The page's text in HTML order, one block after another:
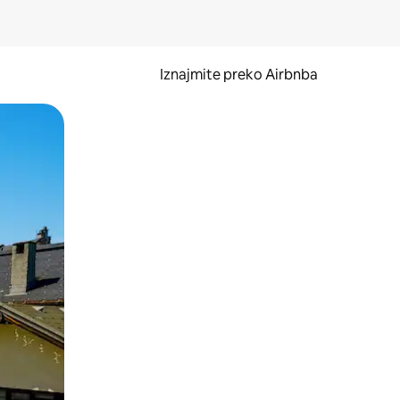
Iznajmite preko Airbnba
prstom po zaslonu.